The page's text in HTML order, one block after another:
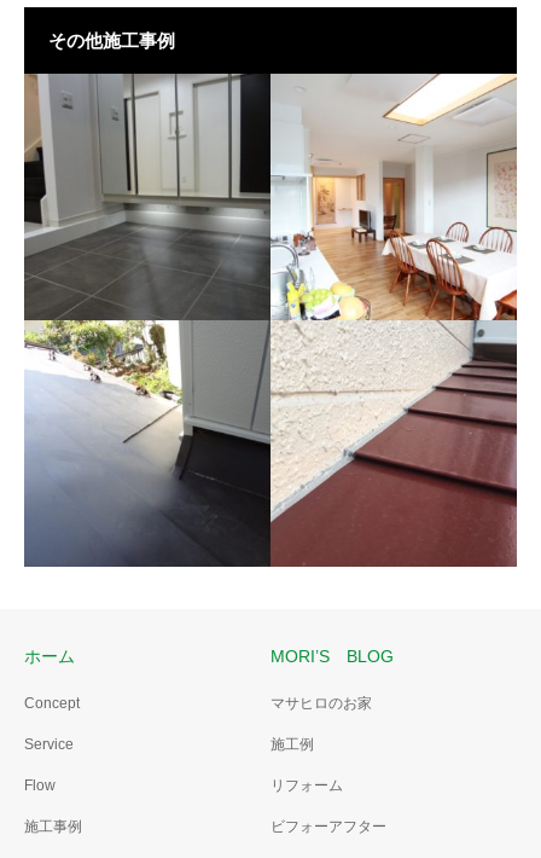
その他施工事例
全面の断熱化工事
フルリノベーション
雨漏り診断は雨が降った日で
ないとだめです。
ホーム
Concept
Service
Flow
施工事例
MORI’S BLOG
マサヒロのお家
施工例
リフォーム
ビフォーアフター